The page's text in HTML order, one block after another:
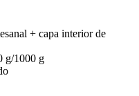
+ capa interior de
g/1000 g